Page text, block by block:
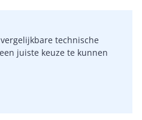
technische
juiste keuze te kunnen